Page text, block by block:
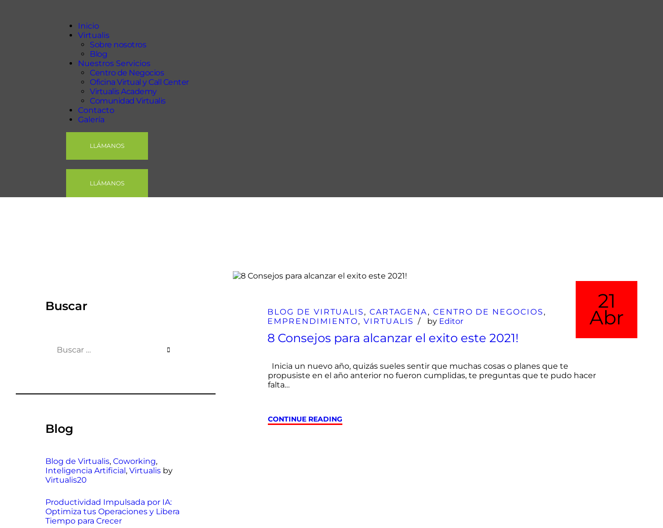
Inicio
Virtualis
Sobre nosotros
Blog
Nuestros Servicios
Centro de Negocios
Oficina Virtual y Call Center
Virtualis Academy
Comunidad Virtualis
Contacto
Galería
LLÁMANOS
LLÁMANOS
Nuestros Servicios
Ene
BLOG DE VIRTUALIS , CARTAGENA , CENTRO DE NEGOCIOS ,
EMPRENDIMIENTO,VIRTUALIS by Editor
8 Consejos para alcanzar el exito este 2021!
Inicia un nuevo año, quizás sueles sentir que muchas cosas o planes que te
propusiste en el año anterior no fueron cumplidas, te preguntas que te pudo hacer
falta…
CONTINUE READING
Buscar
Blog
19
Jun
Blog de Virtualis, Coworking,
Inteligencia Artificial, Virtualis by
Virtualis20
Productividad Impulsada por IA:
Optimiza tus Operaciones y Libera
Tiempo para Crecer
26
Abr
21
Abr